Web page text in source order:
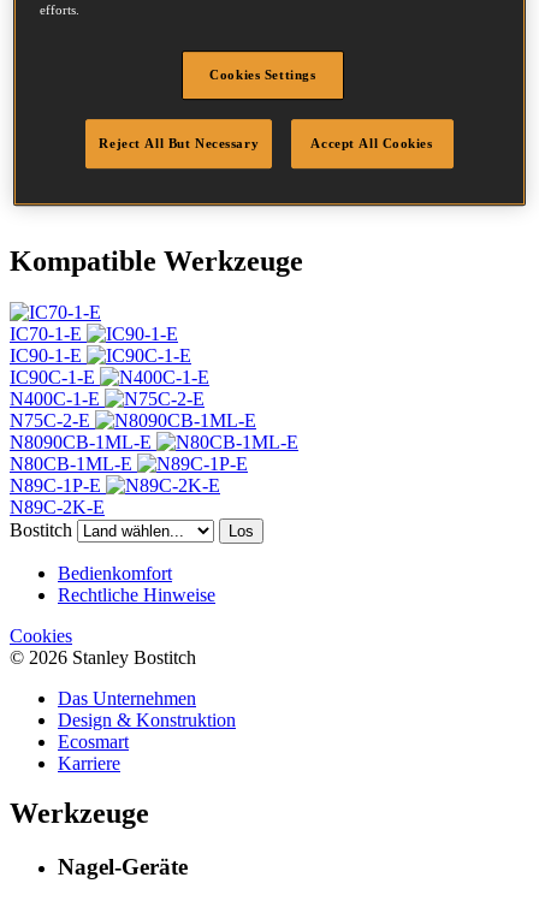
7.2 mm
Ring
Kompatible Werkzeuge
IC70-1-E
IC90-1-E
IC90C-1-E
N400C-1-E
N75C-2-E
N8090CB-1ML-E
N80CB-1ML-E
N89C-1P-E
N89C-2K-E
Bostitch
Los
Bedienkomfort
Rechtliche Hinweise
Cookies
© 2026 Stanley Bostitch
Das Unternehmen
Design & Konstruktion
Ecosmart
Karriere
Werkzeuge
Nagel-Geräte
efforts.
Cookies Settings
Reject All But Necessary Accept All Cookies